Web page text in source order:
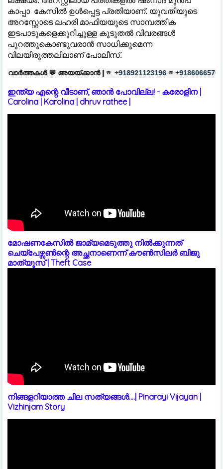
കാപ്പാ കേസില്‍ ഉള്‍പ്പെട്ട പ്രതിയാണ്. യുവതിയുടെ
അറസ്റ്റോടെ ലഹരി മാഫിയയുടെ സാമ്പത്തിക
ഇടപാടുകളെക്കുറിച്ചുള്ള കൂടുതല്‍ വിവരങ്ങള്‍
പുറത്തുകൊണ്ടുവരാൻ സാധിക്കുമെന്ന
വിലയിരുത്തലിലാണ് പോലീസ്.
അയയ്ക്കാൻ | ☎: +918921123196 ☎ +918606657037
ഇന്ത്യ എന്റെ വീടാണ്, ഞാൻ പോവില്ല! - കരോളിന |
Carolina | Karolina | dhruv rathee |
മോഷണകേസിൽ ജാമ്യമെടുത്തു നിൽക്കുന്നത്
ചെയ്പേഴ്സൺന്റെ അച്ഛനാണെന്ന് കൗൺസിലർ ബിജു
മാത്യൂസ് | Theft Case
നിങ്ങളറിയാത്ത ചില സത്യങ്ങൾ....| Pinarayi Vijayan |
Vizhinjam Story